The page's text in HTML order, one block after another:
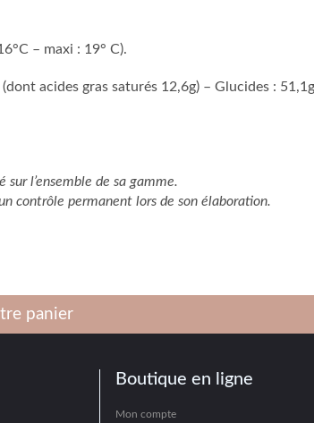
– maxi : 19° C).
acides gras saturés 12,6g) – Glucides :
l’ensemble de sa gamme.
contrôle permanent lors de son élaboration.
panier
Boutique en ligne
Mon compte